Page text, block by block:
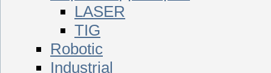
LASER
TIG
Robotic
Industrial